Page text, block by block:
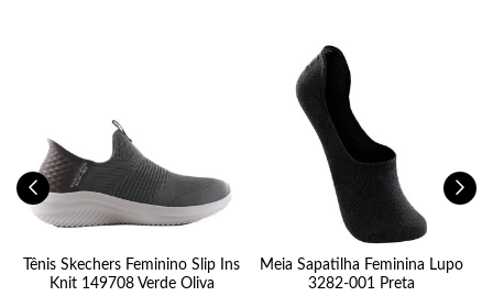
Tênis Skechers Feminino Slip Ins
Knit 149708 Verde Oliva
Meia Sapatilha Feminina Lupo
3282-001 Preta